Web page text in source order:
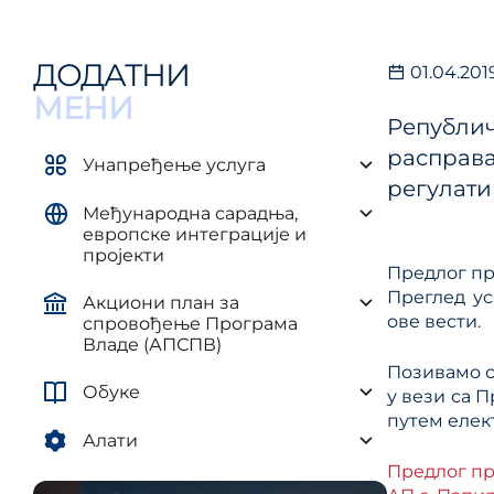
Уредба о методологији за
израду средњорочних планова
Предлог
Преглед
ове вести.
Позивамо
у вези са
путем
Предлог
ДОДАТНИ
МЕНИ
Унапређење услуга
Међународна сарадња,
европске интеграције и
пројекти
Акциони план за
спровођење Програма
Владе (АПСПВ)
Обуке
Алати